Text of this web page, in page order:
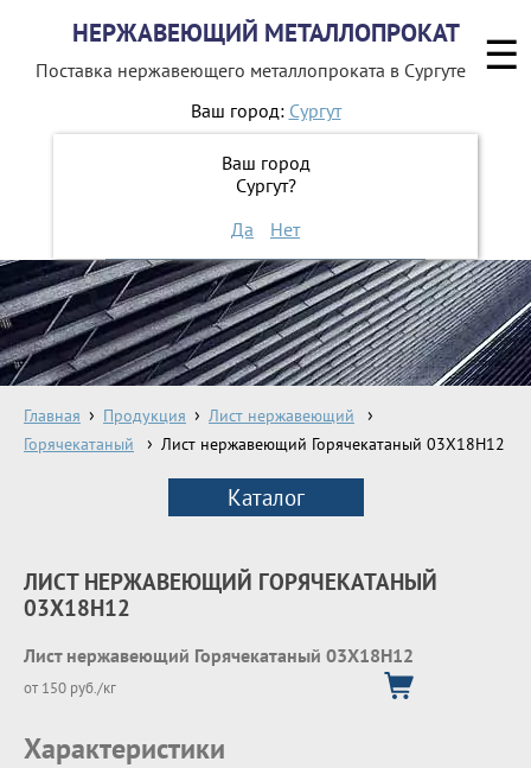
НЕРЖАВЕЮЩИЙ МЕТАЛЛОПРОКАТ
Поставка нержавеющего металлопроката в Сургуте
Ваш город: Сургут
Ваш город
Сургут?
Да
Нет
8 800 551-16-44
ЗАКАЗАТЬ ОБРАТНЫЙ ЗВОНОК
Главная Продукция
Лист нержавеющий
Горячекатаный
Лист нержавеющий Горячекатаный 03X18H12
Каталог
ЛИСТ НЕРЖАВЕЮЩИЙ ГОРЯЧЕКАТАНЫЙ
03X18H12
Лист нержавеющий Горячекатаный 03X18H12
от 150 руб./кг
Характеристики
☰